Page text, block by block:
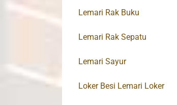
Lemari Rak Buku
Lemari Rak Sepatu
Lemari Sayur
Loker Besi Lemari Loker